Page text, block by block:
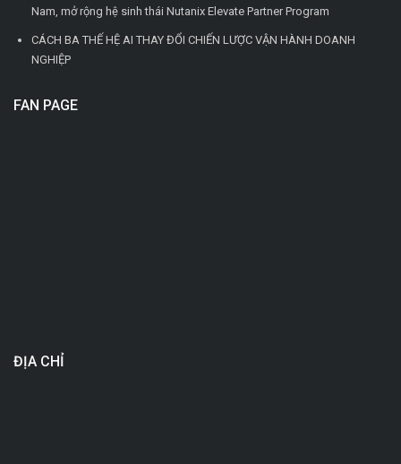
Nam, mở rộng hệ sinh thái Nutanix Elevate Partner Program
CÁCH BA THẾ HỆ AI THAY ĐỔI CHIẾN LƯỢC VẬN HÀNH DOANH
NGHIỆP
FAN PAGE
ĐỊA CHỈ